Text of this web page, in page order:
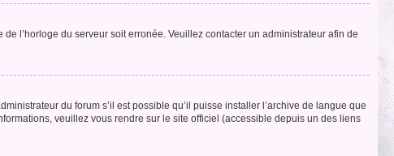
l’horloge du serveur soit erronée. Veuillez contacter un administrateur afin de
du forum s’il est possible qu’il puisse installer l’archive de langue que
veuillez vous rendre sur le site officiel (accessible depuis un des liens